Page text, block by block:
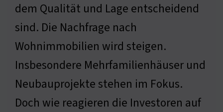
dem Qualität und Lage entscheidend
sind. Die Nachfrage nach
Wohnimmobilien wird steigen.
Insbesondere Mehrfamilienhäuser und
Neubauprojekte stehen im Fokus.
Doch wie reagieren die Investoren auf